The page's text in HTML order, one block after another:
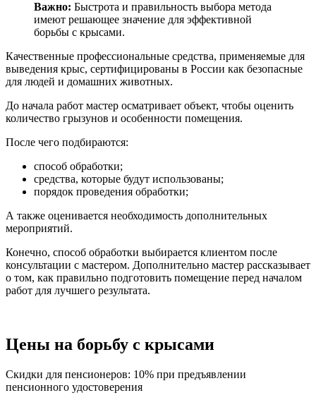
Важно: Быстрота и правильность выбора метода
имеют решающее значение для эффективной
борьбы с крысами.
Качественные профессиональные средства, применяемые для
выведения крыс, сертифицированы в России как безопасные
для людей и домашних животных.
До начала работ мастер осматривает объект, чтобы оценить
количество грызунов и особенности помещения.
После чего подбираются:
способ обработки;
средства, которые будут использованы;
порядок проведения обработки;
А также оценивается необходимость дополнительных
мероприятий.
Конечно, способ обработки выбирается клиентом после
консультации с мастером. Дополнительно мастер рассказывает
о том, как правильно подготовить помещение перед началом
работ для лучшего результата.
Цены на борьбу с крысами
Скидки для пенсионеров: 10% при предъявлении
пенсионного удостоверения